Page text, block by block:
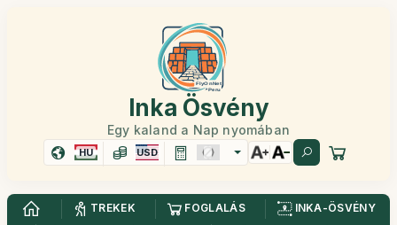
Inka Ösvény
Egy kaland a Nap nyomában
HU USD
TREKEK FOGLALÁS
INKA-ÖSVÉNY